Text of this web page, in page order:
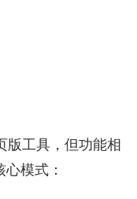
版工具，但功能相
模式：